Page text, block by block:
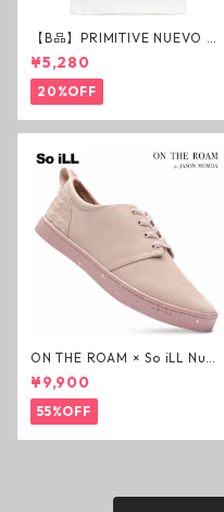
【B品】PRIMITIVE NUEVO SC
RIPT HW TEE WHITE ヘビー
ウェイトTシャツ ホワイト プ
リミティブ
¥5,280
20%OFF
ON THE ROAM × So iLL Nubu
ck Wino ライフスタイルシュ
ーズ ダーティーピンク オンザ
ローム ジェイソンモモア OTR
スニーカー
¥9,900
55%OFF